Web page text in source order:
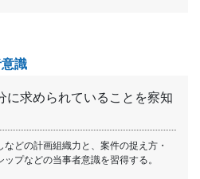
識
に求められていることを察知
どの計画組織力と、案件の捉え方・
プなどの当事者意識を習得する。